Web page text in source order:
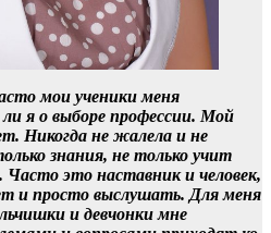
мои ученики меня
я о выборе профессии. Мой
Никогда не жалела и не
знания, не только учит
это наставник и человек,
и просто выслушать. Для меня
и девчонки мне